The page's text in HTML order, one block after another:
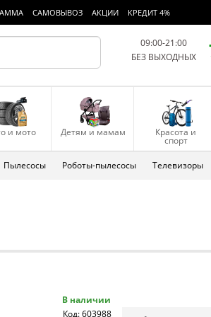
САМОВЫВОЗ АКЦИИ КРЕДИТ 4%
09:00-21:00
БЕЗ ВЫХОДНЫХ
и мото Детям и мамам Красота и
спорт
Пылесосы Роботы-пылесосы Телевизоры
В наличии
Код: 603988